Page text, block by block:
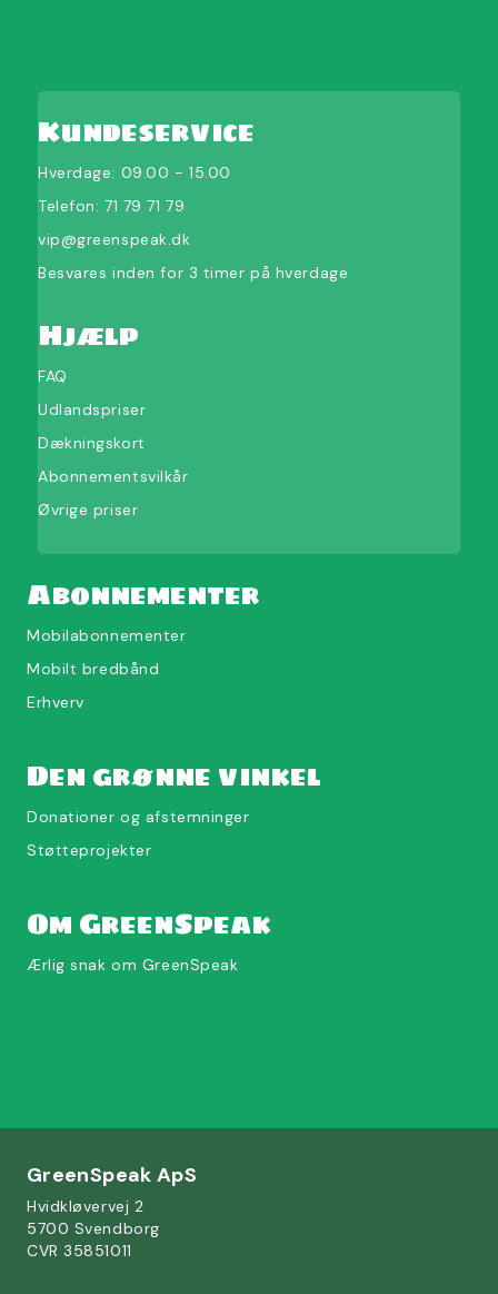
Abonnementer
Mobilabonnementer
Mobilt bredbånd
Erhverv
Den grønne vinkel
Donationer og afstemninger
Støtteprojekter
Om GreenSpeak
Ærlig snak om GreenSpeak
Kundeservice
Hverdage: 09.00 - 15.00
Telefon:71 79 71 79
vip@greenspeak.dk
Besvares inden for 3 timer på hverdage
Hjælp
FAQ
Udlandspriser
Dækningskort
Abonnementsvilkår
Øvrige priser
GreenSpeak ApS
Hvidkløvervej 2
5700 Svendborg
CVR 35851011